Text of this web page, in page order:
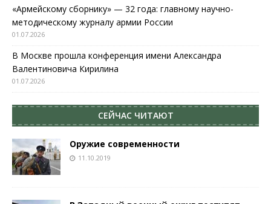
«Армейскому сборнику» — 32 года: главному научно-
методическому журналу армии России
01.07.2026
В Москве прошла конференция имени Александра
Валентиновича Кирилина
01.07.2026
СЕЙЧАС ЧИТАЮТ
Оружие современности
11.10.2019